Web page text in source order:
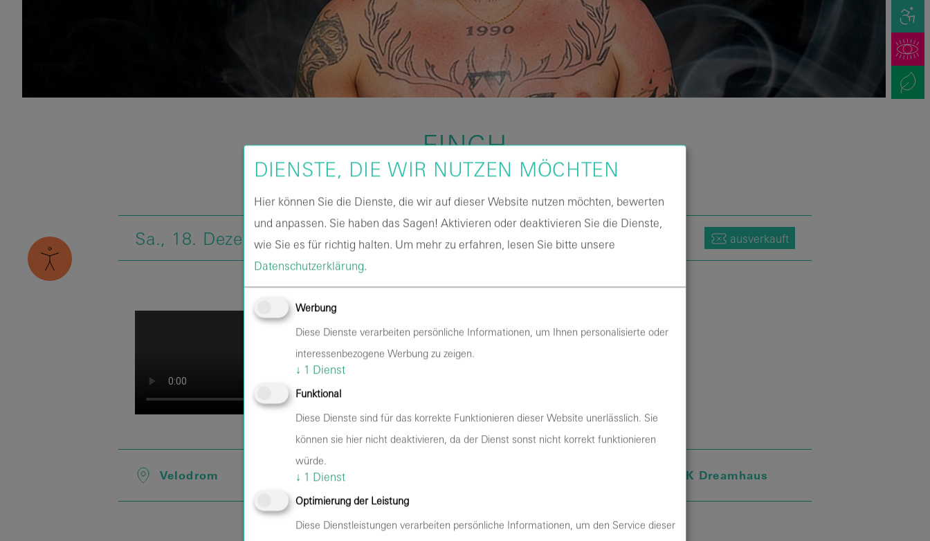
FINCH
FREIKÖRPERKULTOUR 2027
Sa., 18. Dezember '27 20:00 Uhr Einlass: 18:30 Uhr ausverkauft
Velodrom PRK Dreamhaus
DIENSTE, DIE WIR NUTZEN MÖCHTEN
Hier können Sie die Dienste, die wir auf dieser Website nutzen möchten, bewerten
und anpassen. Sie haben das Sagen! Aktivieren oder deaktivieren Sie die Dienste,
wie Sie es für richtig halten. Um mehr zu erfahren, lesen Sie bitte unsere
Datenschutzerklärung.
Werbung
Diese Dienste verarbeiten persönliche Informationen, um Ihnen personalisierte oder
interessenbezogene Werbung zu zeigen.
↓ 1 Dienst
Funktional
Diese Dienste sind für das korrekte Funktionieren dieser Website unerlässlich. Sie
können sie hier nicht deaktivieren, da der Dienst sonst nicht korrekt funktionieren
würde.
↓ 1 Dienst
Optimierung der Leistung
Diese Dienstleistungen verarbeiten persönliche Informationen, um den Service dieser